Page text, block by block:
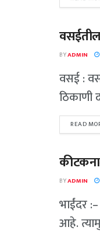
पालघर
BYADMIN
वसई :
ठिकाणी
READ
पालघर
BYADMIN
भाईंदर
आहे.